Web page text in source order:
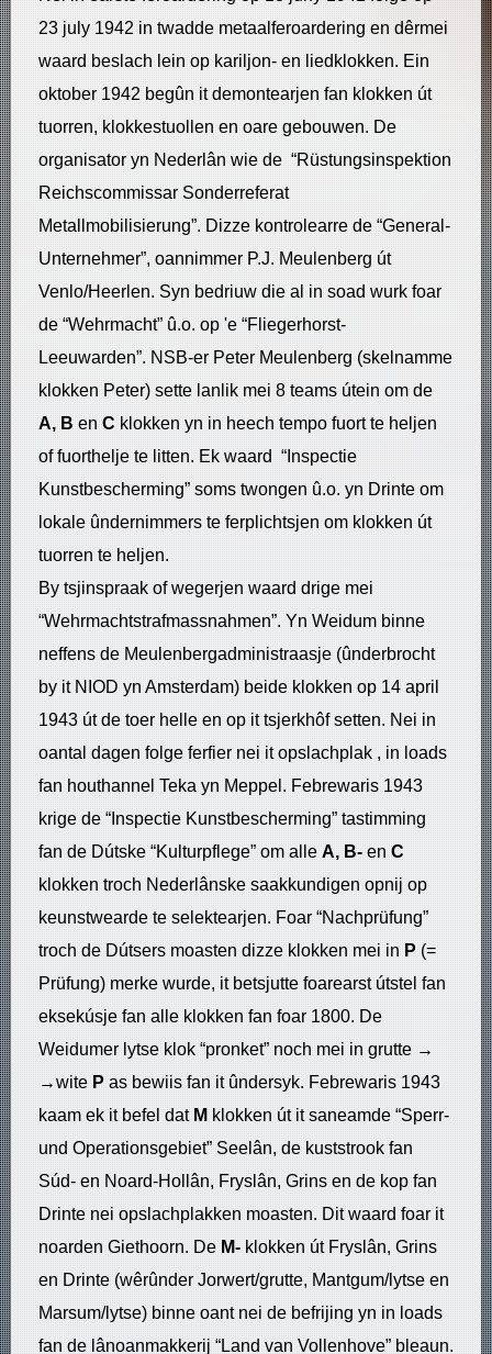
23 july 1942 in twadde metaalferoardering en dêrmei
waard beslach lein op kariljon- en liedklokken. Ein
oktober 1942 begûn it demontearjen fan klokken út
tuorren, klokkestuollen en oare gebouwen. De
organisator yn Nederlân wie de “Rüstungsinspektion
Reichscommissar Sonderreferat
Metallmobilisierung”. Dizze kontrolearre de “General-
Unternehmer”, oannimmer P.J. Meulenberg út
Venlo/Heerlen. Syn bedriuw die al in soad wurk foar
de “Wehrmacht” û.o. op 'e “Fliegerhorst-
Leeuwarden”. NSB-er Peter Meulenberg (skelnamme
klokken Peter) sette lanlik mei 8 teams útein om de
A, B en C klokken yn in heech tempo fuort te heljen
of fuorthelje te litten. Ek waard “Inspectie
Kunstbescherming” soms twongen û.o. yn Drinte om
lokale ûndernimmers te ferplichtsjen om klokken út
tuorren te heljen.
By tsjinspraak of wegerjen waard drige mei
“Wehrmachtstrafmassnahmen”. Yn Weidum binne
neffens de Meulenbergadministraasje (ûnderbrocht
by it NIOD yn Amsterdam) beide klokken op 14 april
1943 út de toer helle en op it tsjerkhôf setten. Nei in
oantal dagen folge ferfier nei it opslachplak , in loads
fan houthannel Teka yn Meppel. Febrewaris 1943
krige de “Inspectie Kunstbescherming” tastimming
fan de Dútske “Kulturpflege” om alle A, B- en C
klokken troch Nederlânske saakkundigen opnij op
keunstwearde te selektearjen. Foar “Nachprüfung”
troch de Dútsers moasten dizze klokken mei in P (=
Prüfung) merke wurde, it betsjutte foarearst útstel fan
eksekúsje fan alle klokken fan foar 1800. De
Weidumer lytse klok “pronket” noch mei in grutte →
→wite P as bewiis fan it ûndersyk. Febrewaris 1943
kaam ek it befel dat M klokken út it saneamde “Sperr-
und Operationsgebiet” Seelân, de kuststrook fan
Súd- en Noard-Hollân, Fryslân, Grins en de kop fan
Drinte nei opslachplakken moasten. Dit waard foar it
noarden Giethoorn. De M- klokken út Fryslân, Grins
en Drinte (wêrûnder Jorwert/grutte, Mantgum/lytse en
Marsum/lytse) binne oant nei de befrijing yn in loads
fan de lânoanmakkerij “Land van Vollenhove” bleaun.